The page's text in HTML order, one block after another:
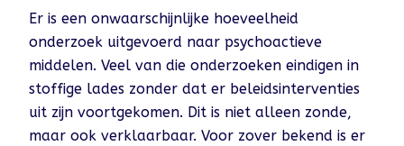
Er is een onwaarschijnlijke hoeveelheid
onderzoek uitgevoerd naar psychoactieve
middelen. Veel van die onderzoeken eindigen in
stoffige lades zonder dat er beleidsinterventies
uit zijn voortgekomen. Dit is niet alleen zonde,
maar ook verklaarbaar. Voor zover bekend is er